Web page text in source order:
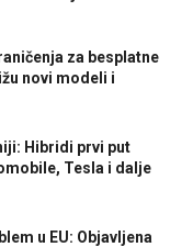
za besplatne
novi modeli i
Hibridi prvi put
Tesla i dalje
u EU: Objavljena